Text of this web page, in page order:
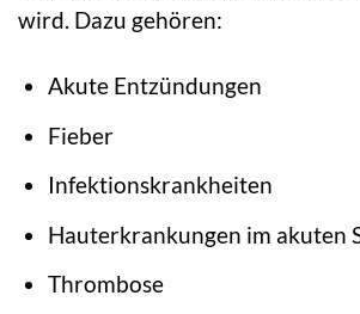
wird. Dazu gehören:
Akute Entzündungen
Fieber
Infektionskrankheiten
Hauterkrankungen im akuten
Thrombose